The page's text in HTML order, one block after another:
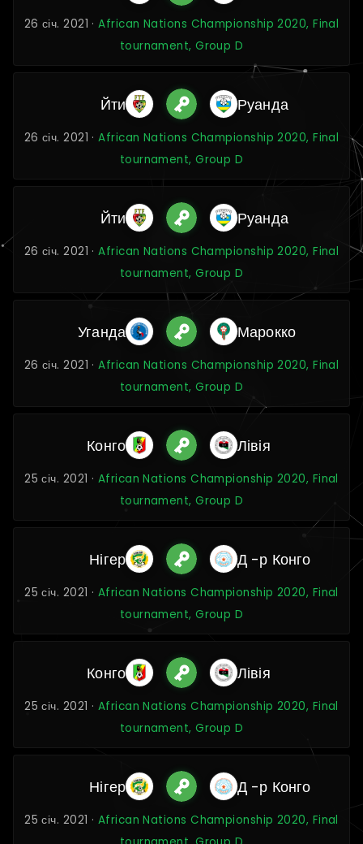
26 січ. 2021 ·African Nations Championship 2020, Final
tournament, Group D
Йти Руанда
26 січ. 2021 ·African Nations Championship 2020, Final
tournament, Group D
Йти Руанда
26 січ. 2021 ·African Nations Championship 2020, Final
tournament, Group D
Уганда Марокко
26 січ. 2021 ·African Nations Championship 2020, Final
tournament, Group D
Конго Лівія
25 січ. 2021 · African Nations Championship 2020, Final
tournament, Group D
Нігер Д -р Конго
25 січ. 2021 · African Nations Championship 2020, Final
tournament, Group D
Конго Лівія
25 січ. 2021 · African Nations Championship 2020, Final
tournament, Group D
Нігер Д -р Конго
25 січ. 2021 · African Nations Championship 2020, Final